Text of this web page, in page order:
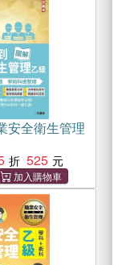
安全衛生管理
525